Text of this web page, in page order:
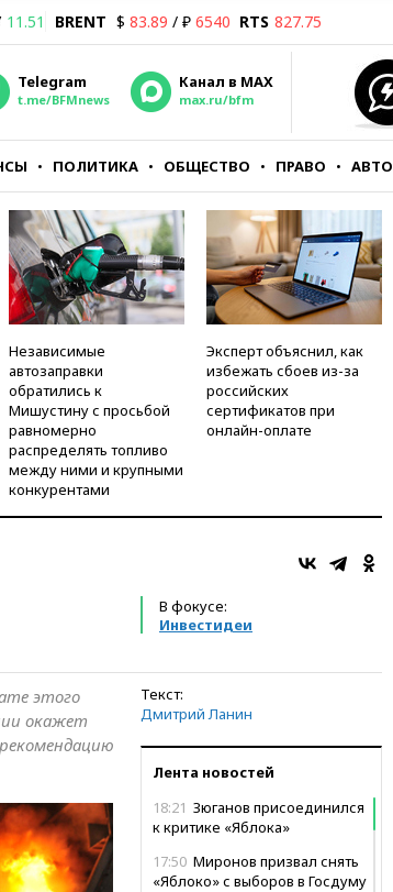
11.51 BRENT $ 83.89 / ₽ 6540 RTS 827.75
Telegram
t.me/BFMnews
Канал в MAX
max.ru/bfm
ПОЛИТИКА ОБЩЕСТВО ПРАВО АВТО
Независимые
автозаправки
обратились к
Мишустину с просьбой
равномерно
распределять топливо
между ними и крупными
конкурентами
Эксперт объяснил, как
избежать сбоев из-за
российских
сертификатов при
онлайн-оплате
В фокусе:
Инвестидеи
Текст:
Дмитрий Ланин
Лента новостей
18:21 Зюганов присоединился
к критике «Яблока»
17:50 Миронов призвал снять
«Яблоко» с выборов в Госдуму
этого
окажет